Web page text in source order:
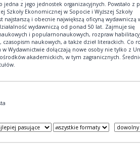
jedna z jego jednostek organizacyjnych. Powstało z
Szkoły Ekonomicznej w Sopocie i Wyższej Szkoły
najstarszą i obecnie największą oficyną wydawniczą
wydawniczą od ponad 50 lat. Zajmuje się
i popularnonaukowych, rozpraw
naukowych, a także dzieł literackich. Co
Wydawnictwie dołączają nowe osoby nie tylko z
akademickich, w tym zagranicznych.